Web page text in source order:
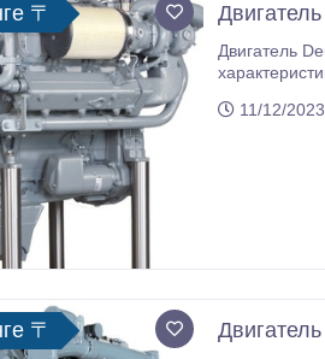
〒
Двигатель Deutz HC6V460C-18, HC6V449D-15
характеристики: - модель
11/12/
〒